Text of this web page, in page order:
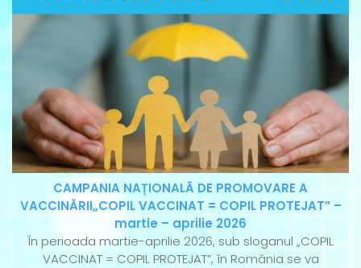
CAMPANIA NAȚIONALĂ DE PROMOVARE A
VACCINĂRII„COPIL VACCINAT = COPIL PROTEJAT” –
martie – aprilie 2026
În perioada martie-aprilie 2026, sub sloganul „COPIL
VACCINAT = COPIL PROTEJAT”, în România se va